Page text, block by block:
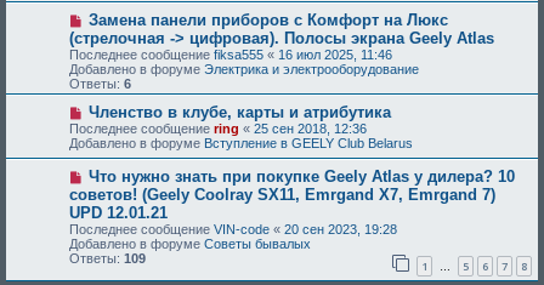
Замена панели приборов с Комфорт на Люкс
(стрелочная -> цифровая). Полосы экрана Geely Atlas
Последнее сообщение fiksa555 « 16 июл 2025, 11:46
Добавлено в форуме Электрика и электрооборудование
Ответы: 6
Членство в клубе, карты и атрибутика
Последнее сообщение ring « 25 сен 2018, 12:36
Добавлено в форуме Вступление в GEELY Club Belarus
Что нужно знать при покупке Geely Atlas у дилера? 10
советов! (Geely Coolray SX11, Emrgand X7, Emrgand 7)
UPD 12.01.21
Последнее сообщение VIN-code « 20 сен 2023, 19:28
Добавлено в форуме Советы бывалых
Ответы: 109 1 … 5 6 7 8